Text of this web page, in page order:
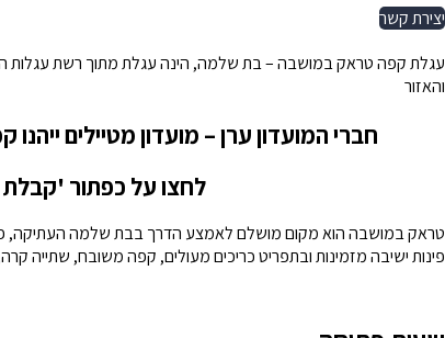
יצירת קשר
עגלת קפה טראק במושבה – בת שלמה, הינה עגלת מתוך רשת
והאזור
חברי המועדון ערן – מועדון מטיילים
לחצו על כפתור
טראק במושבה הוא מקום מושלם לאמצע הדרך בבת שלמה העתיקה,
פינות ישיבה מזמינות ובתפריט כריכים מעולים, קפה משובח, שתייה